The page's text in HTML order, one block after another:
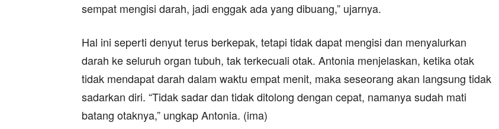
sempat mengisi darah, jadi enggak ada yang dibuang,” ujarnya.
Hal ini seperti denyut terus berkepak, tetapi tidak dapat mengisi dan menyalurkan
darah ke seluruh organ tubuh, tak terkecuali otak. Antonia menjelaskan, ketika otak
tidak mendapat darah dalam waktu empat menit, maka seseorang akan langsung tidak
sadarkan diri. “Tidak sadar dan tidak ditolong dengan cepat, namanya sudah mati
batang otaknya,” ungkap Antonia. (ima)